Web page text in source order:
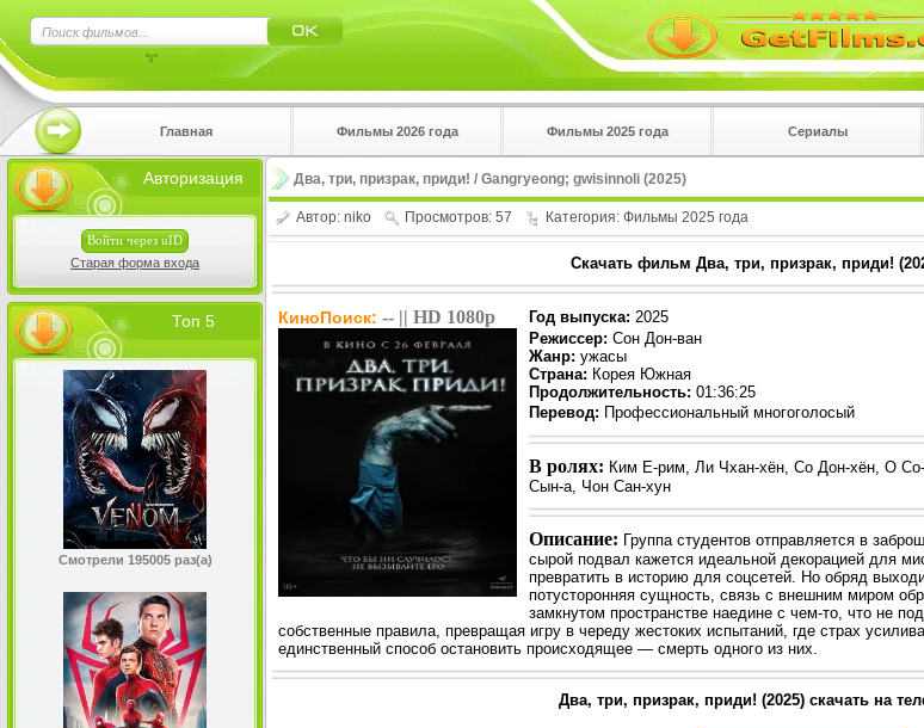
Главная Фильмы 2026 года Фильмы 2025 года Сериалы
Авторизация
Войти через uID
Старая форма входа
Топ 5
Смотрели 195005 раз(а)
Два, три, призрак, приди! / Gangryeong; gwisinnoli (2025)
Автор: niko Просмотров: 57 Категория: Фильмы 2025 года
Скачать фильм Два, три, призрак, приди!
КиноПоиск: -- || HD 1080p Год выпуска: 2025
Режиссер: Сон Дон-ван
Жанр: ужасы
Страна: Корея Южная
Продолжительность: 01:36:25
Перевод: Профессиональный многоголосый
В ролях: Ким Е-рим, Ли Чхан-хён, Со Дон-хён, О
Сын-а, Чон Сан-хун
Описание: Группа студентов отправляется в
сырой подвал кажется идеальной декорацией для
превратить в историю для соцсетей. Но обряд
потусторонняя сущность, связь с внешним миром
замкнутом пространстве наедине с чем-то, что не
собственные правила, превращая игру в череду жестоких испытаний, где страх
единственный способ остановить происходящее — смерть одного из них.
Два, три, призрак, приди! (2025) скачать на
Нажмите на в плеере
!!!Если Вы с телефона сперва нажмите на
верхнем углу!!!